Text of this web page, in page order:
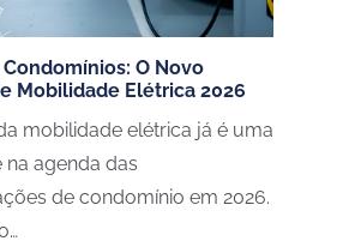
Condomínios: O Novo
Mobilidade Elétrica 2026
mobilidade elétrica já é uma
na agenda das
de condomínio em 2026.